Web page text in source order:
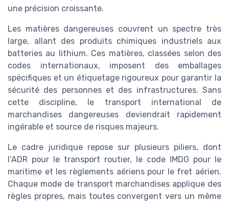
une précision croissante.
Les matières dangereuses couvrent un spectre très
large, allant des produits chimiques industriels aux
batteries au lithium. Ces matières, classées selon des
codes internationaux, imposent des emballages
spécifiques et un étiquetage rigoureux pour garantir la
sécurité des personnes et des infrastructures. Sans
cette discipline, le transport international de
marchandises dangereuses deviendrait rapidement
ingérable et source de risques majeurs.
Le cadre juridique repose sur plusieurs piliers, dont
l’ADR pour le transport routier, le code IMDG pour le
maritime et les règlements aériens pour le fret aérien.
Chaque mode de transport marchandises applique des
règles propres, mais toutes convergent vers un même